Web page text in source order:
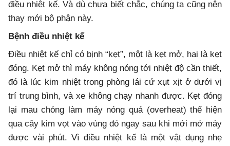
điều nhiệt kế. Và dù chưa biết chắc, chúng ta cũng nên
thay mới bộ phận này.
Bệnh điều nhiệt kế
Điều nhiệt kế chỉ có bịnh “kẹt”, một là kẹt mở, hai là kẹt
đóng. Kẹt mở thì máy không nóng tới nhiệt độ cần thiết,
đó là lúc kim nhiệt trong phòng lái cứ xụt xịt ở dưới vị
trí trung bình, và xe không chạy nhanh được. Kẹt đóng
lại mau chóng làm máy nóng quá (overheat) thể hiện
qua cây kim vọt vào vùng đỏ ngay sau khi mới mở máy
được vài phút. Vì điều nhiệt kế là một vật dụng nhẹ